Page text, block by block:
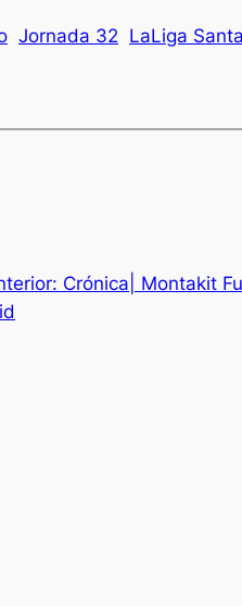
Jornada 32 LaLiga
Crónica| Montakit